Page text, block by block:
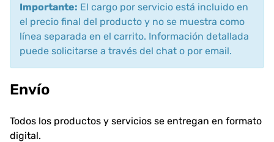
Importante: El cargo por servicio está incluido en
el precio final del producto y no se muestra como
línea separada en el carrito. Información detallada
puede solicitarse a través del chat o por email.
Envío
Todos los productos y servicios se entregan en formato
digital.